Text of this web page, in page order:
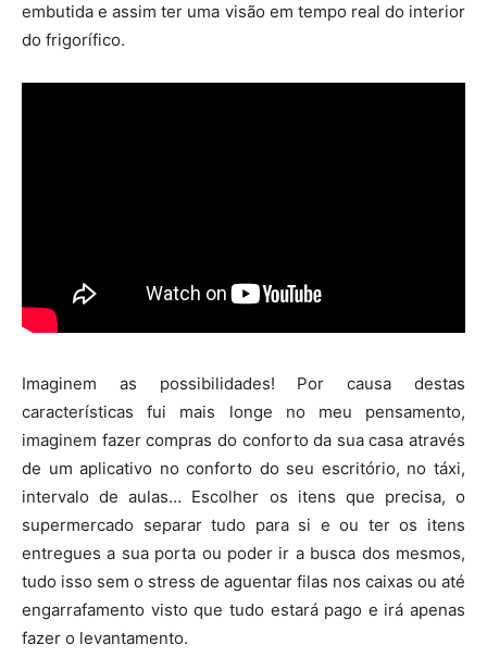
embutida e assim ter uma visão em tempo real do interior
do frigorífico.
Imaginem as possibilidades! Por causa destas
características fui mais longe no meu pensamento,
imaginem fazer compras do conforto da sua casa através
de um aplicativo no conforto do seu escritório, no táxi,
intervalo de aulas… Escolher os itens que precisa, o
supermercado separar tudo para si e ou ter os itens
entregues a sua porta ou poder ir a busca dos mesmos,
tudo isso sem o stress de aguentar filas nos caixas ou até
engarrafamento visto que tudo estará pago e irá apenas
fazer o levantamento.